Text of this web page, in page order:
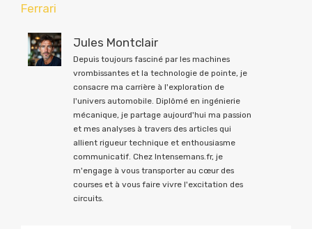
Ferrari
Jules Montclair
Depuis toujours fasciné par les machines
vrombissantes et la technologie de pointe, je
consacre ma carrière à l'exploration de
l'univers automobile. Diplômé en ingénierie
mécanique, je partage aujourd'hui ma passion
et mes analyses à travers des articles qui
allient rigueur technique et enthousiasme
communicatif. Chez Intensemans.fr, je
m'engage à vous transporter au cœur des
courses et à vous faire vivre l'excitation des
circuits.